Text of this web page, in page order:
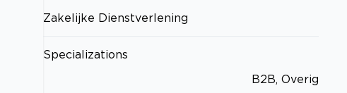
Zakelijke Dienstverlening
Specializations
B2B, Overig